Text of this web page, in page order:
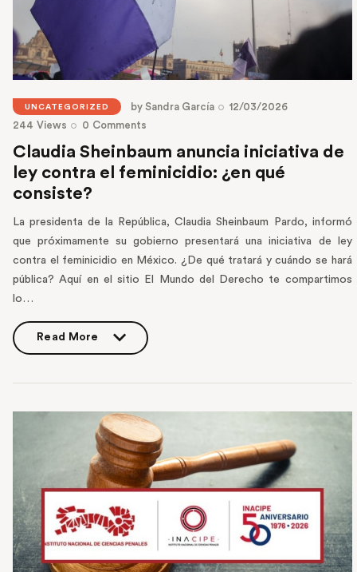
UNCATEGORIZED bySandra García
12/03/2026
244 Views 0 Comments
Claudia Sheinbaum anuncia iniciativa de
ley contra el feminicidio: ¿en qué
consiste?
La presidenta de la República, Claudia Sheinbaum Pardo, informó
que próximamente su gobierno presentará una iniciativa de ley
contra el feminicidio en México. ¿De qué tratará y cuándo se hará
pública? Aquí en el sitio El Mundo del Derecho te compartimos
lo…
Read More